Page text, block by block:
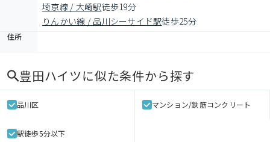
埼京線 / 大崎駅徒歩19分
りんかい線 / 品川シーサイド駅徒歩25分
住所
豊田ハイツに似た条件から探す
品川区 マンション/鉄筋コンクリート
駅徒歩5分以下